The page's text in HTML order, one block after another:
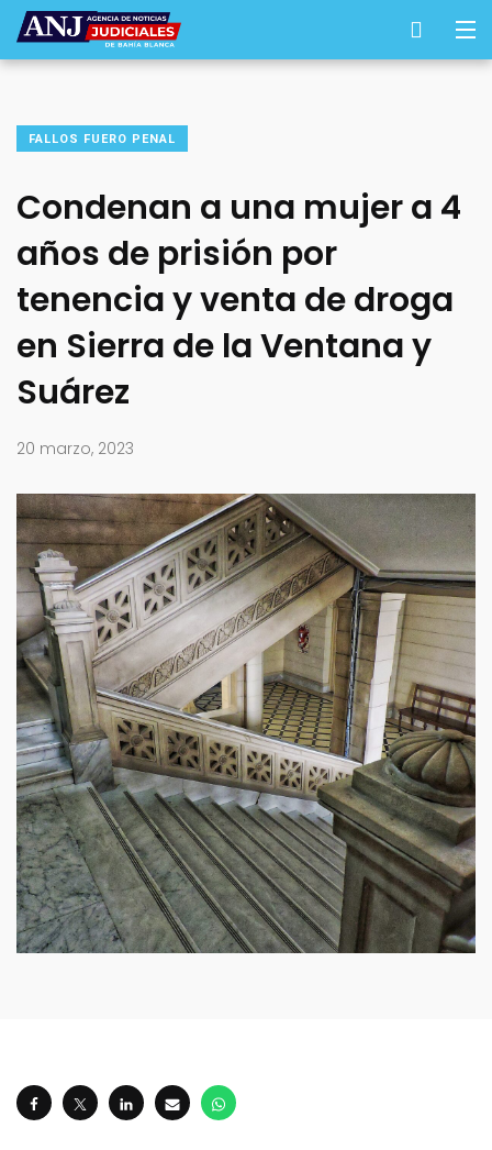
FALLOS FUERO PENAL
Condenan a una mujer a 4
años de prisión por
tenencia y venta de droga
en Sierra de la Ventana y
Suárez
20 marzo, 2023